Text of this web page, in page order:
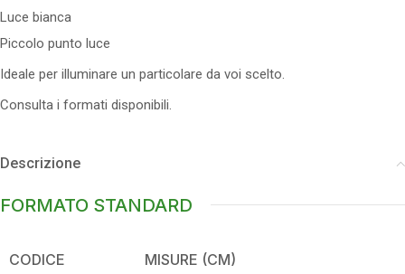
Luce bianca
Piccolo punto luce
Ideale per illuminare un particolare da voi scelto.
Consulta i formati disponibili.
Descrizione
FORMATO STANDARD
CODICE MISURE (CM)